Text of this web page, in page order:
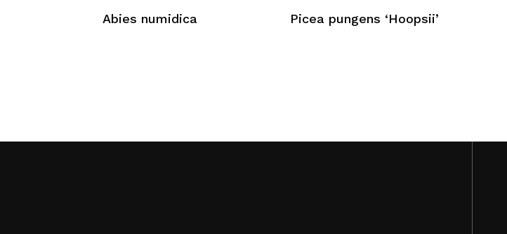
Abies numidica Picea pungens ‘Hoopsii’